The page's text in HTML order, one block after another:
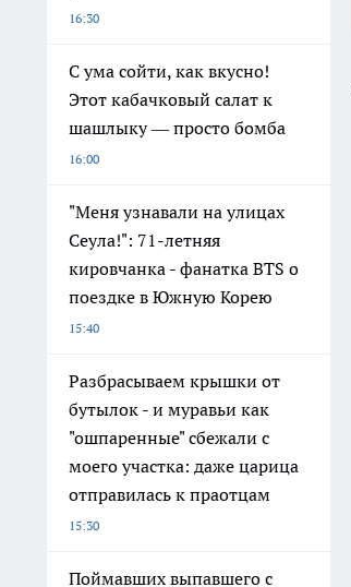
16:30
С ума сойти, как вкусно!
Этот кабачковый салат к
шашлыку — просто бомба
16:00
"Меня узнавали на улицах
Сеула!": 71-летняя
кировчанка - фанатка BTS о
поездке в Южную Корею
15:40
Разбрасываем крышки от
бутылок - и муравьи как
"ошпаренные" сбежали с
моего участка: даже царица
отправилась к праотцам
15:30
Поймавших выпавшего с